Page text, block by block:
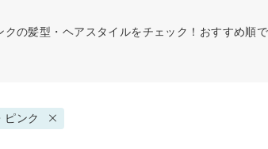
クの髪型・ヘアスタイルをチェック！おすすめ
ピンク